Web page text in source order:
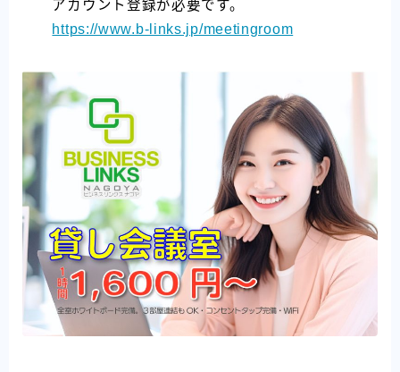
アカウント登録が必要です。
https://www.b-links.jp/meetingroom